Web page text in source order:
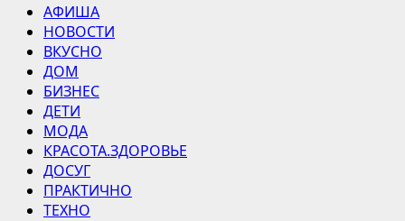
Основное
меню
АФИША
НОВОСТИ
ВКУСНО
ДОМ
БИЗНЕС
ДЕТИ
МОДА
КРАСОТА.ЗДОРОВЬЕ
ДОСУГ
ПРАКТИЧНО
ТЕХНО